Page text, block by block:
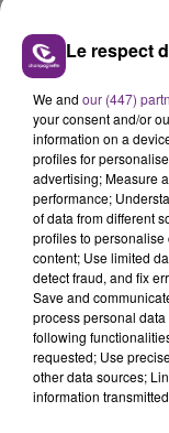
7 août 2026
LE MAGASIN
SES PORTES
C'était l'une
rémois. Le
fermer ses
TITRES
5h04
5h04
Le respect
We and our (447)
your consent and/or
information on a
profiles for
advertising; Measure
performance;
of data from different
profiles to
content; Use limited
detect fraud, and fix
Save and
process personal
following
requested; Use
other data sources;
information